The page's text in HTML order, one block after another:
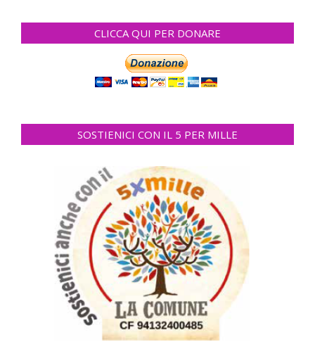
CLICCA QUI PER DONARE
SOSTIENICI CON IL 5 PER MILLE